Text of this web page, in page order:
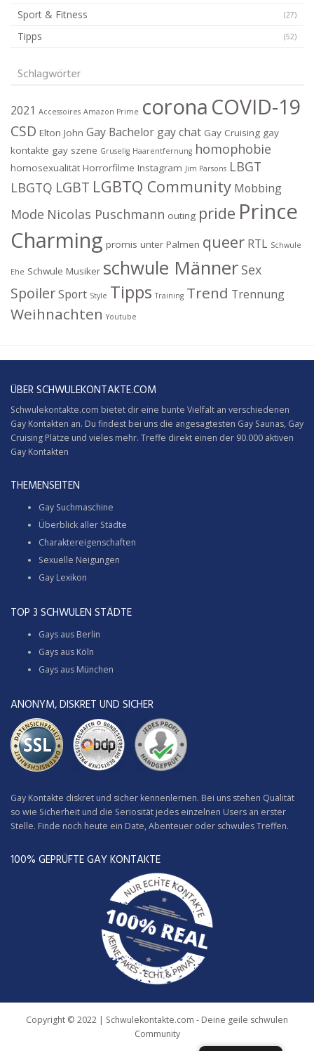
Sport & Fitness (27)
Tipps (52)
Schlagwörter
2021 Accessoires Amazon Prime corona COVID-19
CSD Elton John Gay Bachelor gay chat Gay Cruising gay
kontakte gay szene Gruselig Haarentfernung homophobie
homosexualität Horrorfilme Instagram Jim Parsons LBGT
LBGTQ LGBT LGBTQ Community Mobbing
Mode Nicolas Puschmann outing pride Prince
Charming promis unter Palmen queer RTL Schwule
Ehe Schwule Musiker schwule Männer Sex
SpoilerSport Style Tipps Training Trend Trennung
Weihnachten Youtube
ÜBER SCHWULEKONTAKTE.COM
Schwulekontakte.com bietet dir eine bunte Vielfalt an verschiedenen
Gay Kontakten an. Du findest bei uns die angesagtesten Gay Saunas, Gay
Cruising Plätze und vieles mehr. Treffe direkt einen der 90.000 aktiven
Gay Kontakten
THEMENSEITEN
Gay Suchmaschine
Überblick aller Städte
Charaktereigenschaften
Sexuelle Neigungen
Gay Lexikon
TOP 3 SCHWULEN STÄDTE
Gays aus Berlin
Gays aus Köln
Gays aus München
ANONYM, DISKRET UND SICHER
Gay Kontakte diskret und sicher kennenlernen. Bei uns stehen Qualität
so wie Sicherheit und die Seriosität jedes einzelnen Users an erster
Stelle. Finde noch heute ein Date, Abenteuer oder schwules Treffen.
100% GEPRÜFTE GAY KONTAKTE
Copyright © 2022 | Schwulekontakte.com - Deine geile schwulen
Community